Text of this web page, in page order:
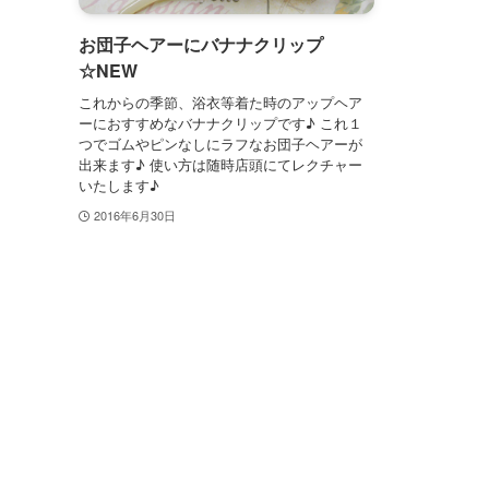
お団子ヘアーにバナナクリップ
☆NEW
これからの季節、浴衣等着た時のアップヘア
ーにおすすめなバナナクリップです♪ これ１
つでゴムやピンなしにラフなお団子ヘアーが
出来ます♪ 使い方は随時店頭にてレクチャー
いたします♪
2016年6月30日